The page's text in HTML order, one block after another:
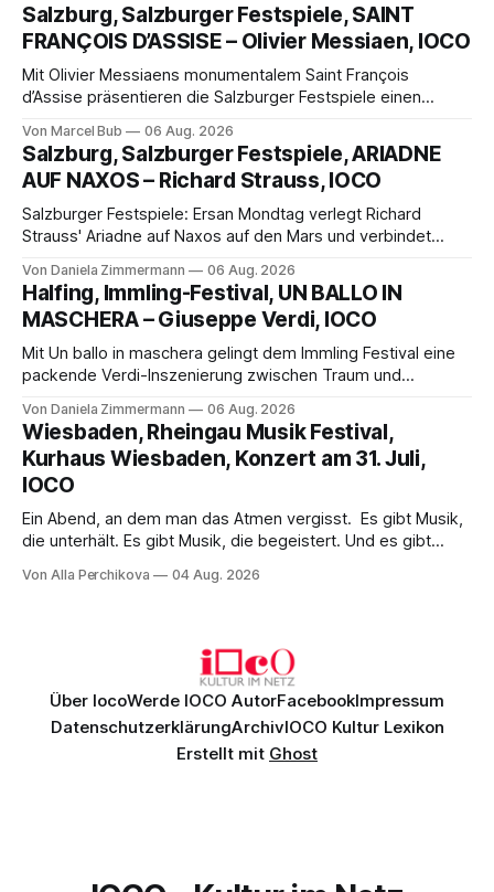
Salzburg, Salzburger Festspiele, SAINT
FRANÇOIS D’ASSISE – Olivier Messiaen, IOCO
Mit Olivier Messiaens monumentalem Saint François
d’Assise präsentieren die Salzburger Festspiele einen
eine bildgewaltige Inszenierung, Maxime Pascal entfaltet
die komplexe Partitur eindrucksvoll, Philippe Sly berührt als
Franziskus.
Von Marcel Bub 06 Aug. 2026
Salzburg, Salzburger Festspiele, ARIADNE
AUF NAXOS – Richard Strauss, IOCO
Salzburger Festspiele: Ersan Mondtag verlegt Richard
Strauss' Ariadne auf Naxos auf den Mars und verbindet
Aufführung mit starken Solisten und den Wiener
Philharmonikern, szenisch bleibt der zweite Akt jedoch
hinter den Erwartungen zurück.
Von Daniela Zimmermann 06 Aug. 2026
Halfing, Immling-Festival, UN BALLO IN
MASCHERA – Giuseppe Verdi, IOCO
Mit Un ballo in maschera gelingt dem Immling Festival eine
packende Verdi-Inszenierung zwischen Traum und
psychologische Tiefe mit starken Bildern, getragen von
einem spielfreudigen Ensemble und einer musikalisch
überzeugenden Gesamtleistung.
Von Daniela Zimmermann 06 Aug. 2026
Wiesbaden, Rheingau Musik Festival,
Kurhaus Wiesbaden, Konzert am 31. Juli,
IOCO
Ein Abend, an dem man das Atmen vergisst. Es gibt Musik,
die unterhält. Es gibt Musik, die begeistert. Und es gibt
Genau so war der Abend im Kurhaus Wiesbaden, an dem
Von Alla Perchikova 04 Aug. 2026
Über IocoWerde IOCO AutorFacebookImpressum
DatenschutzerklärungArchivIOCO Kultur Lexikon
Erstellt mit Ghost